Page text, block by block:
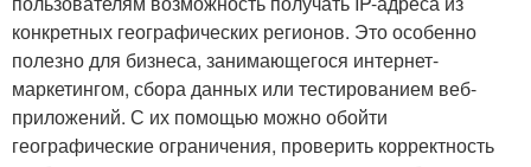
конкретных географических регионов. Это особенно
полезно для бизнеса, занимающегося интернет-
маркетингом, сбора данных или тестированием веб-
приложений. С их помощью можно обойти
географические ограничения, проверить корректность